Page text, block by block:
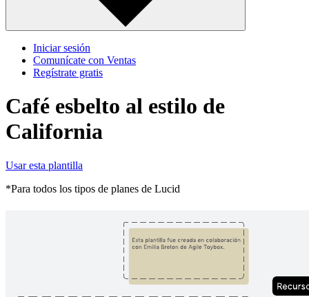
Iniciar sesión
Comunícate con Ventas
Regístrate gratis
Café esbelto al estilo de
California
Usar esta plantilla
*Para todos los tipos de planes de Lucid